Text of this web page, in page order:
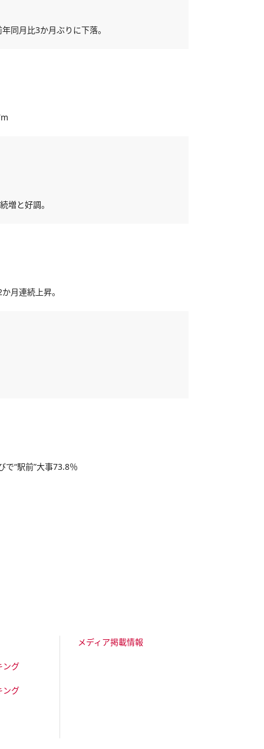
同月比3か月ぶりに下落。
増と好調。
月連続上昇。
で“駅前”大事73.8％
ング
ング
メディア掲載情報